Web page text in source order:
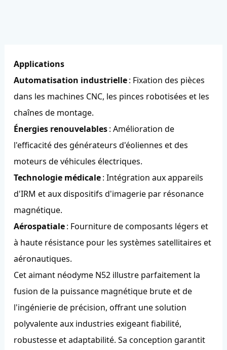
Applications
Automatisation industrielle: Fixation des pièces
dans les machines CNC, les pinces robotisées et les
chaînes de montage.
Énergies renouvelables: Amélioration de
l'efficacité des générateurs d'éoliennes et des
moteurs de véhicules électriques.
Technologie médicale: Intégration aux appareils
d'IRM et aux dispositifs d'imagerie par résonance
magnétique.
Aérospatiale: Fourniture de composants légers et
à haute résistance pour les systèmes satellitaires et
aéronautiques.
Cet aimant néodyme N52 illustre parfaitement la
fusion de la puissance magnétique brute et de
l'ingénierie de précision, offrant une solution
polyvalente aux industries exigeant fiabilité,
robustesse et adaptabilité. Sa conception garantit